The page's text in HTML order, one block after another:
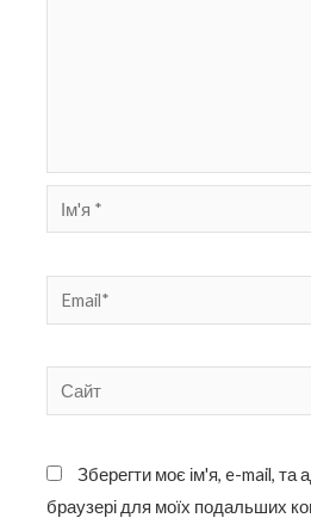
Ім'я
*
Email*
Сайт
Зберегти моє ім'я, e-mail, та
браузері для моїх подальших